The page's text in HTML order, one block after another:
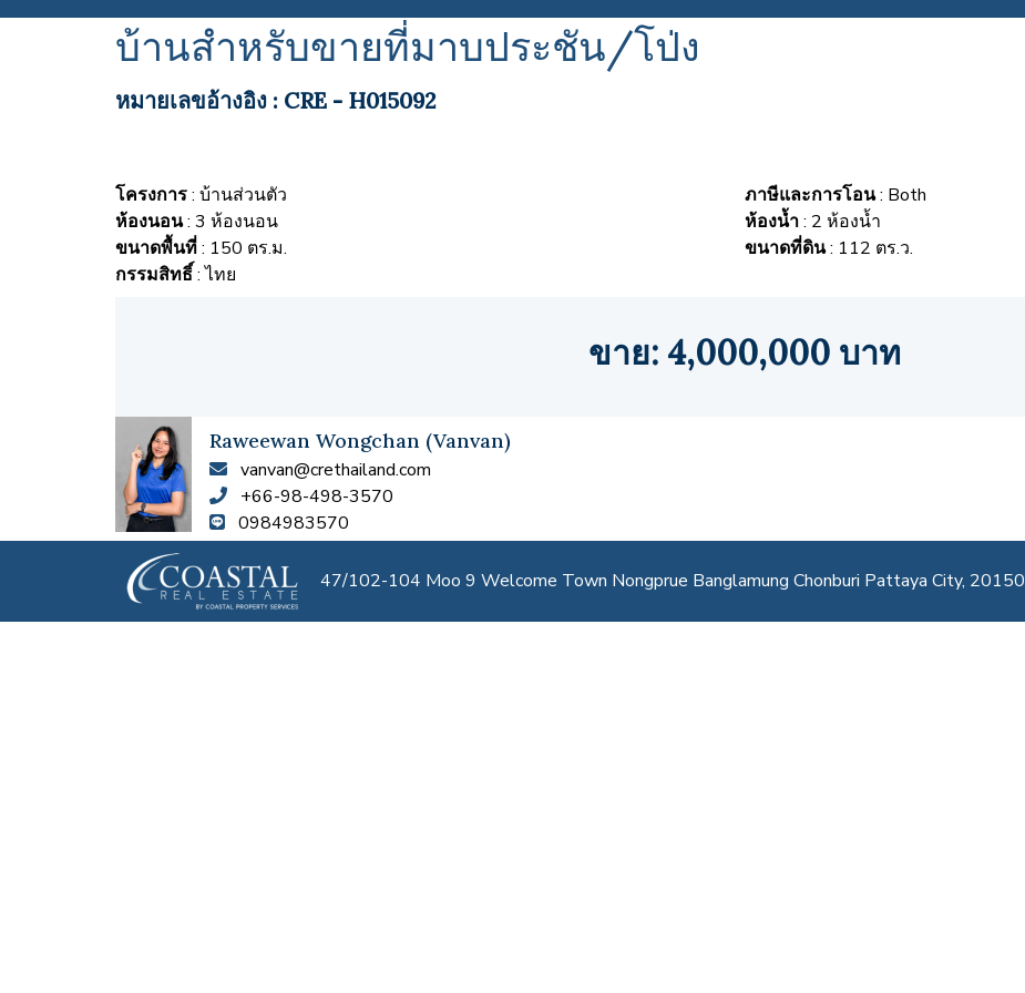
บ้านสำหรับขายที่มาบประชัน/โป่ง
หมายเลขอ้างอิง : CRE - H015092
โครงการ: บ้านส่วนตัว ภาษีและการโอน: Both
ห้องนอน: 3 ห้องนอน ห้องน้ำ: 2 ห้องน้ำ
ขนาดพื้นที่: 150 ตร.ม. ขนาดที่ดิน: 112 ตร.ว.
กรรมสิทธิ์: ไทย
ขาย: 4,000,000 บาท
Raweewan Wongchan (Vanvan)
vanvan@crethailand.com
+66-98-498-3570
0984983570
47/102-104 Moo 9 Welcome Town Nongprue Banglamung Chonburi Pattaya City, 20150